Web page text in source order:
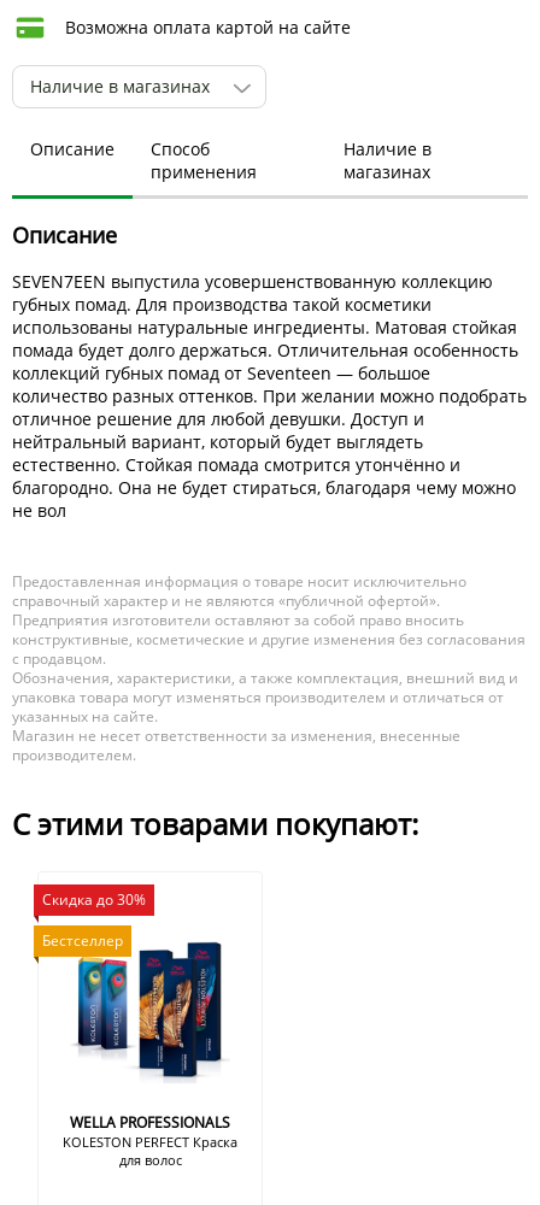
Возможна оплата картой на сайте
Наличие в магазинах
Описание
Способ
применения
Наличие в
магазинах
Описание
SEVEN7EEN выпустила усовершенствованную коллекцию
губных помад. Для производства такой косметики
использованы натуральные ингредиенты. Матовая стойкая
помада будет долго держаться. Отличительная особенность
коллекций губных помад от Seventeen — большое
количество разных оттенков. При желании можно подобрать
отличное решение для любой девушки. Доступ и
нейтральный вариант, который будет выглядеть
естественно. Стойкая помада смотрится утончённо и
благородно. Она не будет стираться, благодаря чему можно
не вол
Предоставленная информация о товаре носит исключительно
справочный характер и не являются «публичной офертой».
Предприятия изготовители оставляют за собой право вносить
конструктивные, косметические и другие изменения без согласования
с продавцом.
Обозначения, характеристики, а также комплектация, внешний вид и
упаковка товара могут изменяться производителем и отличаться от
указанных на сайте.
Магазин не несет ответственности за изменения, внесенные
производителем.
С этими товарами покупают:
Скидка до 30%
Бестселлер
WELLA PROFESSIONALS
KOLESTON PERFECT Краска
для волос